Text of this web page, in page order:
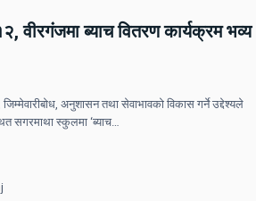
वीरगंजमा ब्याच वितरण कार्यक्रम भव्य
जिम्मेवारीबोध, अनुशासन तथा सेवाभावको विकास गर्ने उद्देश्यले
सगरमाथा स्कुलमा ‘ब्याच…